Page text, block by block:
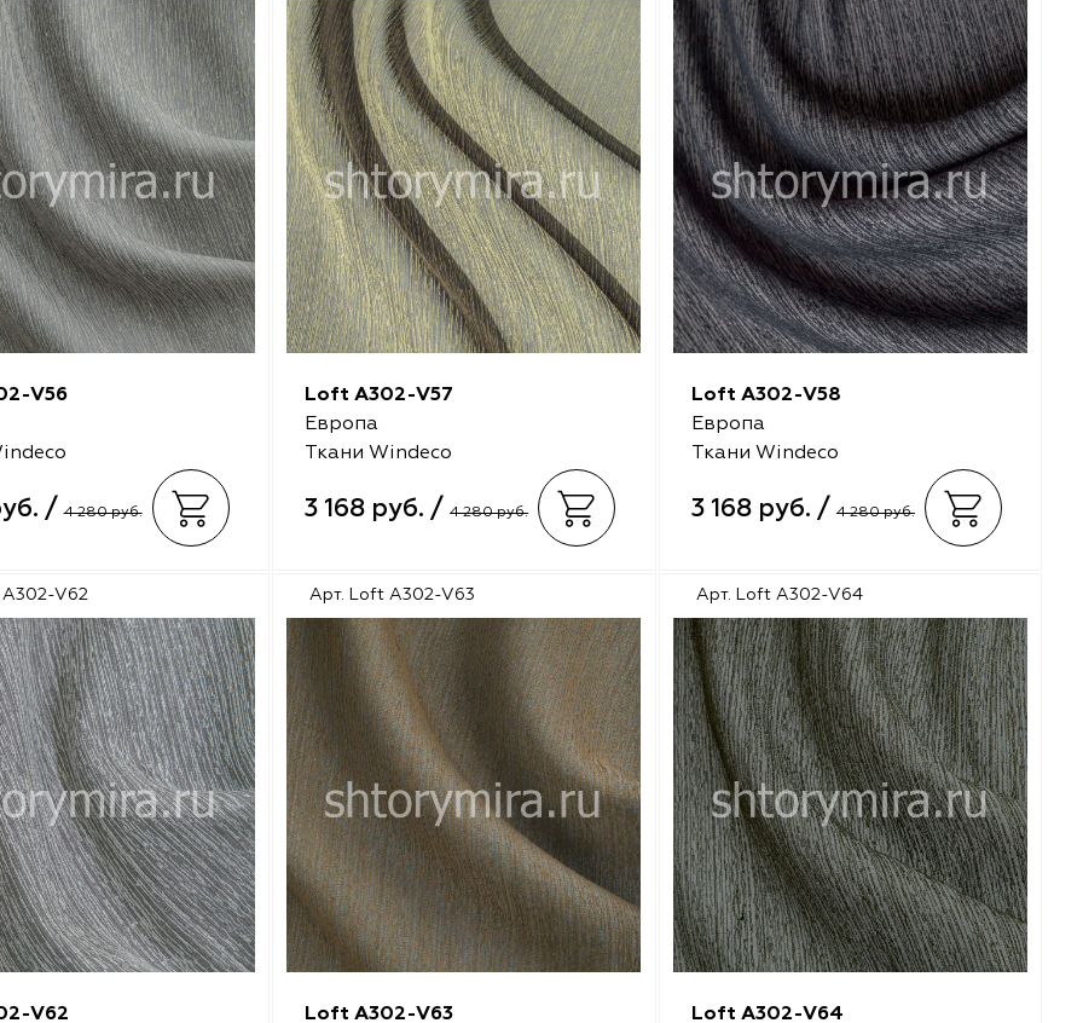
V56
/4 280 руб.
Loft A302-V57
Европа
Ткани Windeco
3 168 руб. /4 280 руб.
Loft A302-V58
Европа
Ткани Windeco
3 168 руб. / 4 280 руб.
V62
V62
Арт. Loft A302-V63
Loft A302-V63
Арт. Loft A302-V64
Loft A302-V64